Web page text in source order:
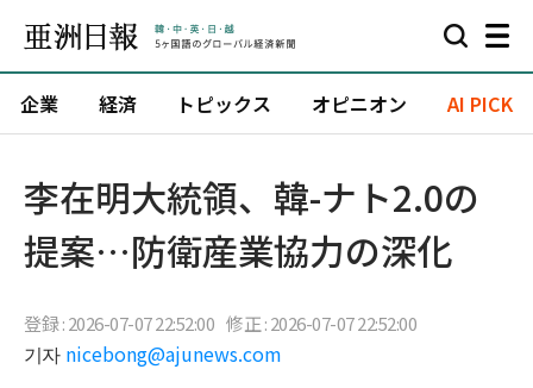
企業 経済 トピックス オピニオン AI PICK
李在明大統領、韓-ナト2.0の
提案…防衛産業協力の深化
登録 : 2026-07-07 22:52:00 修正 : 2026-07-07 22:52:00
기자 nicebong@ajunews.com